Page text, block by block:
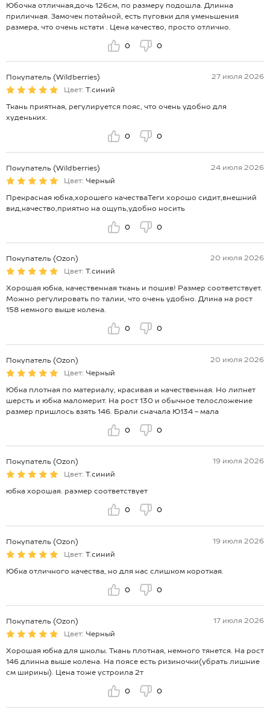
Юбочка отличная,дочь 126см, по размеру подошла. Длинна
приличная. Замочек потайной, есть пуговки для уменьшения
размера, что очень кстати . Цена качество, просто отлично.
0 0
Покупатель (Wildberries)
27 июля 2026
Цвет: Т.синий
Ткань приятная, регулируется пояс, что очень удобно для
худеньких.
0 0
Покупатель (Wildberries)
24 июля 2026
Цвет: Черный
Прекрасная юбка,хорошего качестваТеги хорошо сидит,внешний
вид,качество,приятно на ощупь,удобно носить
0 0
Покупатель (Ozon)
20 июля 2026
Цвет: Т.синий
Хорошая юбка, качественная ткань и пошив! Размер соответствует.
Можно регулировать по талии, что очень удобно. Длина на рост
158 немного выше колена.
0 0
Покупатель (Ozon)
20 июля 2026
Цвет: Черный
Юбка плотная по материалу, красивая и качественная. Но липнет
шерсть и юбка маломерит. На рост 130 и обычное телосложение
размер пришлось взять 146. Брали сначала Ю134 - мала
0 0
Покупатель (Ozon)
19 июля 2026
Цвет: Т.синий
юбка хорошая. раэмер соответствует
0 0
Покупатель (Ozon)
19 июля 2026
Цвет: Т.синий
Юбка отличного качества, но для нас слишком короткая.
0 0
Покупатель (Ozon)
17 июля 2026
Цвет: Черный
Хорошая юбка для школы. Ткань плотная, немного тянется. На рост
146 длинна выше колена. На поясе есть ризиночки(убрать лишние
см ширины). Цена тоже устроила 2т
0 0